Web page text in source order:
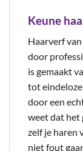
Keune
Haarverf
door
is gemaakt
tot
door een
weet dat het
zelf je haren
niet fout